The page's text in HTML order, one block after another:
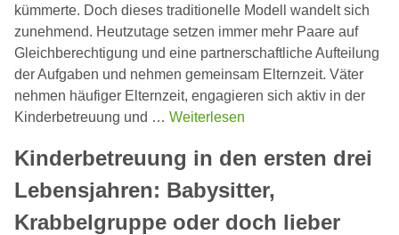
kümmerte. Doch dieses traditionelle Modell wandelt sich
zunehmend. Heutzutage setzen immer mehr Paare auf
Gleichberechtigung und eine partnerschaftliche Aufteilung
der Aufgaben und nehmen gemeinsam Elternzeit. Väter
nehmen häufiger Elternzeit, engagieren sich aktiv in der
Kinderbetreuung und … Weiterlesen
Kinderbetreuung in den ersten drei
Lebensjahren: Babysitter,
Krabbelgruppe oder doch lieber